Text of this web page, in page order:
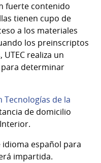
fuerte contenido
tienen cupo de
a los materiales
los preinscriptos
realiza un
determinar
Tecnologías de la
de domicilio
español para
impartida.